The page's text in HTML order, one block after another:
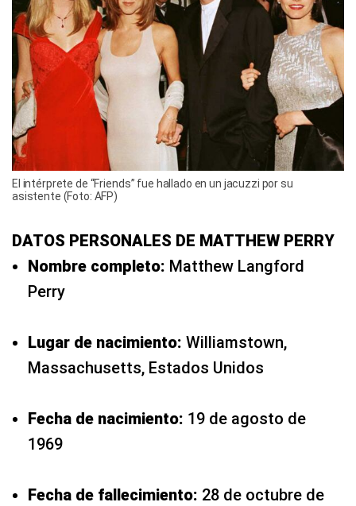
El intérprete de “Friends” fue hallado en un jacuzzi por su
asistente (Foto: AFP)
DATOS PERSONALES DE MATTHEW PERRY
Nombre completo: Matthew Langford
Perry
Lugar de nacimiento: Williamstown,
Massachusetts, Estados Unidos
Fecha de nacimiento: 19 de agosto de
1969
Fecha de fallecimiento: 28 de octubre de